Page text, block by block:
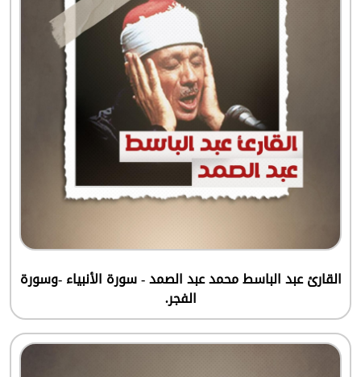
القارئ عبد الباسط محمد عبد الصمد - سورة الأنبياء -وسورة
الفجر.